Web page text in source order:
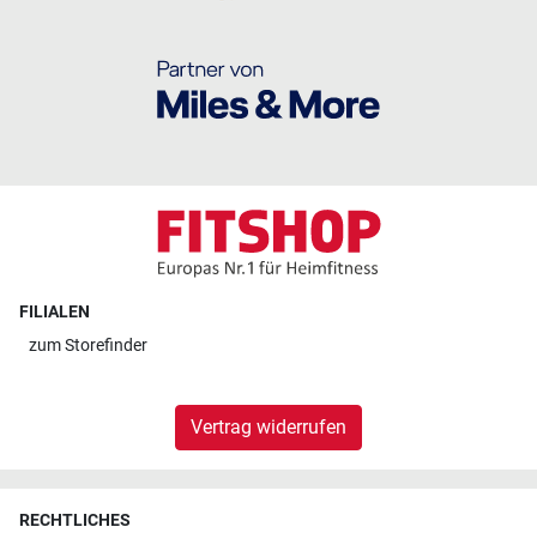
FILIALEN
zumStorefinder
Vertrag widerrufen
RECHTLICHES